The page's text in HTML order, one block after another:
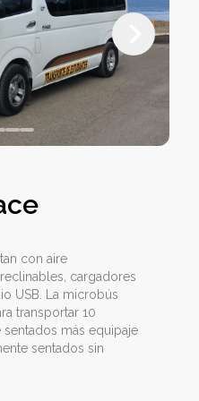
con aire
cargadores
USB. La microbús
transportar 10
más equipaje
sentados sin